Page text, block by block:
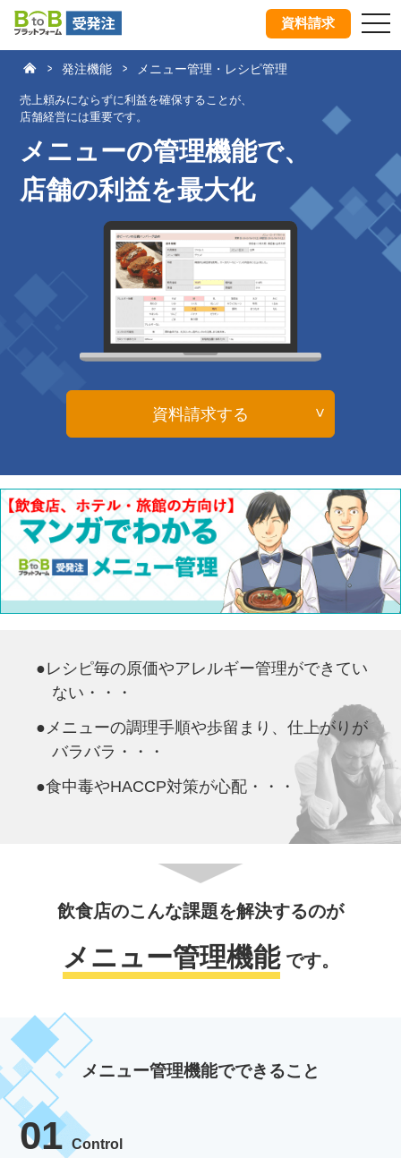
資料請求
発注機能 メニュー管理・レシピ管理
売上頼みにならずに利益を確保することが、
店舗経営には重要です。
メニューの管理機能で、
店舗の利益を最大化
資料請求する
●レシピ毎の原価やアレルギー管理ができてい
ない・・・
●メニューの調理手順や歩留まり、仕上がりが
バラバラ・・・
●食中毒やHACCP対策が心配・・・
飲食店のこんな課題を解決するのが
メニュー管理機能です。
メニュー管理機能でできること
01 Control